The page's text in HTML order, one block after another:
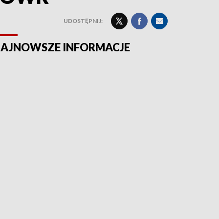
UDOSTĘPNIJ:
INFORMACJE